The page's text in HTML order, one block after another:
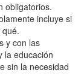
obligatorios.
incluye si
y con las
la educación
sin la necesidad